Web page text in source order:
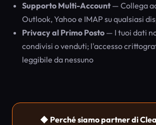
Supporto Multi-Account— Collega
Outlook, Yahoo e IMAP su qualsiasi
Privacy al Primo Posto — I tuoi dati
condivisi o venduti; l'accesso
leggibile da nessuno
◆ Perché siamo partner di